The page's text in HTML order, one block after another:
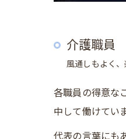
介護職員
風通しもよく
各職員の得意な
中して働けてい
代表の言葉にも